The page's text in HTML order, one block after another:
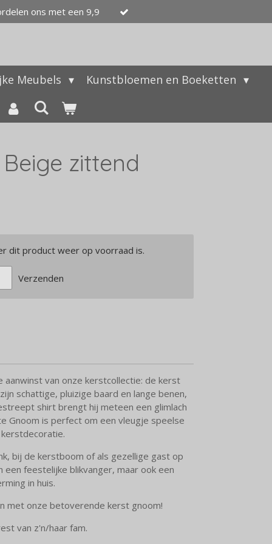
ons met een 9,9
Meubels
Kunstbloemen en Boeketten
zittend
dit product weer op voorraad is.
Verzenden
aanwinst van onze kerstcollectie: de kerst
schattige, pluizige baard en lange benen,
shirt brengt hij meteen een glimlach
Gnoom is perfect om een vleugje speelse
bij de kerstboom of als gezellige gast op
een feestelijke blikvanger, maar ook een
in huis.
met onze betoverende kerst gnoom!
van z'n/haar fam.